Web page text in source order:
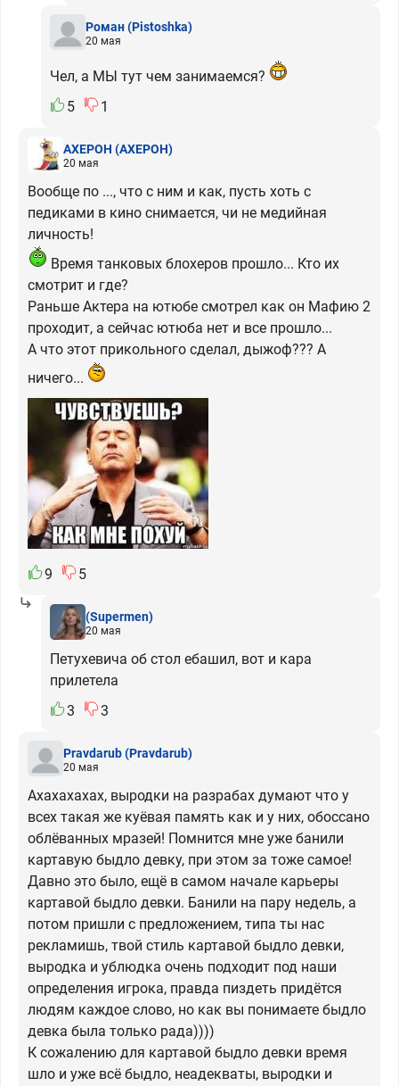
Роман(Pistoshka)
20 мая
Чел, а МЫ тут чем занимаемся?
5
1
АХЕРОН (АХЕРОН)
20 мая
Вообще по ..., что с ним и как, пусть хоть с
педиками в кино снимается, чи не медийная
личность!
Время танковых блохеров прошло... Кто их
смотрит и где?
Раньше Актера на ютюбе смотрел как он Мафию 2
проходит, а сейчас ютюба нет и все прошло...
А что этот прикольного сделал, дыжоф??? А
ничего...
9 5
(Supermen)
20 мая
Петухевича об стол ебашил, вот и кара
прилетела
3
3
Pravdarub(Pravdarub)
20 мая
Ахахахахах, выродки на разрабах думают что у
всех такая же куёвая память как и у них, обоссано
облёванных мразей! Помнится мне уже банили
картавую быдло девку, при этом за тоже самое!
Давно это было, ещё в самом начале карьеры
картавой быдло девки. Банили на пару недель, а
потом пришли с предложением, типа ты нас
рекламишь, твой стиль картавой быдло девки,
выродка и ублюдка очень подходит под наши
определения игрока, правда пиздеть придётся
людям каждое слово, но как вы понимаете быдло
девка была только рада))))
К сожалению для картавой быдло девки время
шло и уже всё быдло, неадекваты, выродки и